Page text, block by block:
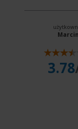
Marcin
3.78